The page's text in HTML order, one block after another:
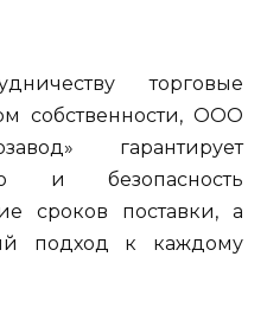
торговые
собственности, ООО
гарантирует
и безопасность
сроков поставки, а
подход к каждому